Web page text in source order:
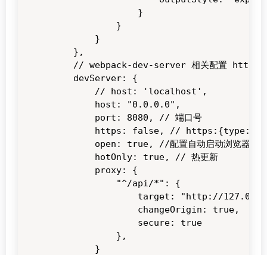
                }
            }
        }
    },
// webpack-dev-server 相关配置
    devServer: {
        // host: 'localhost',
        host: "0.0.0.0",
        port: 8080, // 端口号
https: false, //
        open: true, //配置自动启动浏览器
        hotOnly: true, // 热更新
        proxy: {
            "^/api/*": {
target: "http://
                changeOrigin: true,
                secure: true
            },
        }